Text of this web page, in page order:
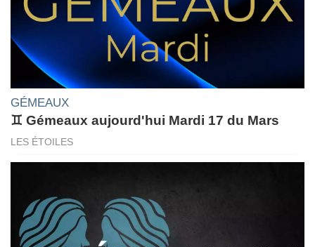
GÉMEAUX
♊ Gémeaux aujourd'hui Mardi 17 du Mars
LES ÉTOILES